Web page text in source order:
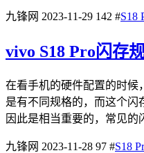
九锋网 2023-11-29 142 #S18
vivo S18 Pro闪存
在看手机的硬件配置的时候
是有不同规格的，而这个闪
因此是相当重要的，常见的
九锋网 2023-11-28 97 #S18